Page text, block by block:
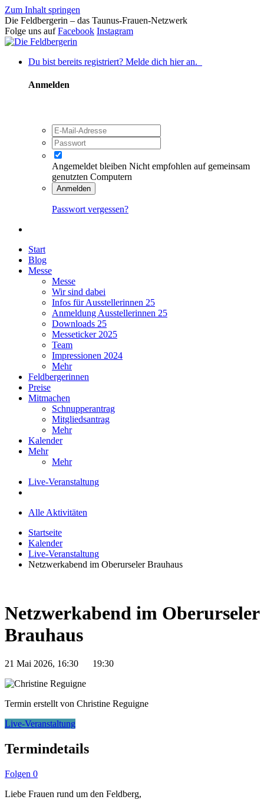
Zum Inhalt springen
Die Feldbergerin – das Taunus-Frauen-Netzwerk
Folge uns aufFacebook Instagram
Du bist bereits registriert? Melde dich hier an.
Anmelden
Angemeldet bleiben Nicht empfohlen auf gemeinsam
genutzten Computern
Anmelden
Passwort vergessen?
Start
Blog
Messe
Messe
Wir sind dabei
Infos für Ausstellerinnen 25
Anmeldung Ausstellerinnen 25
Downloads 25
Messeticker 2025
Team
Impressionen 2024
Mehr
Feldbergerinnen
Preise
Mitmachen
Schnupperantrag
Mitgliedsantrag
Mehr
Kalender
Mehr
Mehr
Live-Veranstaltung
Alle Aktivitäten
Startseite
Kalender
Live-Veranstaltung
Netzwerkabend im Oberurseler Brauhaus
Netzwerkabend im Oberurseler
Brauhaus
21 Mai 2026, 16:30 19:30
Termin erstellt von Christine Reguigne
Live-Veranstaltung
Termindetails
Folgen 0
Liebe Frauen rund um den Feldberg,